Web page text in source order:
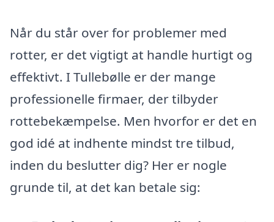
Når du står over for problemer med
rotter, er det vigtigt at handle hurtigt og
effektivt. I Tullebølle er der mange
professionelle firmaer, der tilbyder
rottebekæmpelse. Men hvorfor er det en
god idé at indhente mindst tre tilbud,
inden du beslutter dig? Her er nogle
grunde til, at det kan betale sig: